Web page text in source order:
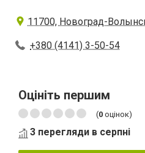
11700, Новоград-
+380 (4141) 3-50-54
Оцініть першим
(0 оцінок)
3 перегляди в серпні